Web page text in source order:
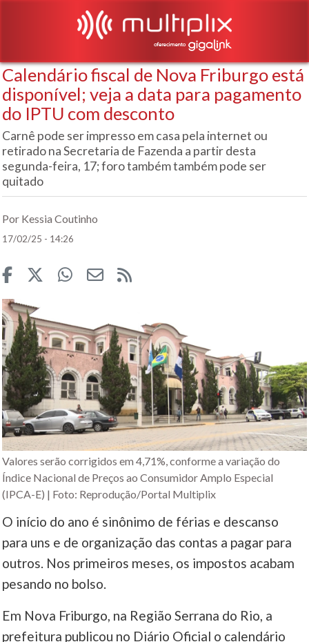
Calendário fiscal de Nova Friburgo está
disponível; veja a data para pagamento
do IPTU com desconto
Carnê pode ser impresso em casa pela internet ou
retirado na Secretaria de Fazenda a partir desta
segunda-feira, 17; foro também também pode ser
quitado
Por Kessia Coutinho
17/02/25 - 14:26
Valores serão corrigidos em 4,71%, conforme a variação do
Índice Nacional de Preços ao Consumidor Amplo Especial
(IPCA-E) | Foto: Reprodução/Portal Multiplix
O início do ano é sinônimo de férias e descanso
para uns e de organização das contas a pagar para
outros. Nos primeiros meses, os impostos acabam
pesando no bolso.
Em Nova Friburgo, na Região Serrana do Rio, a
prefeitura publicou no Diário Oficial o calendário